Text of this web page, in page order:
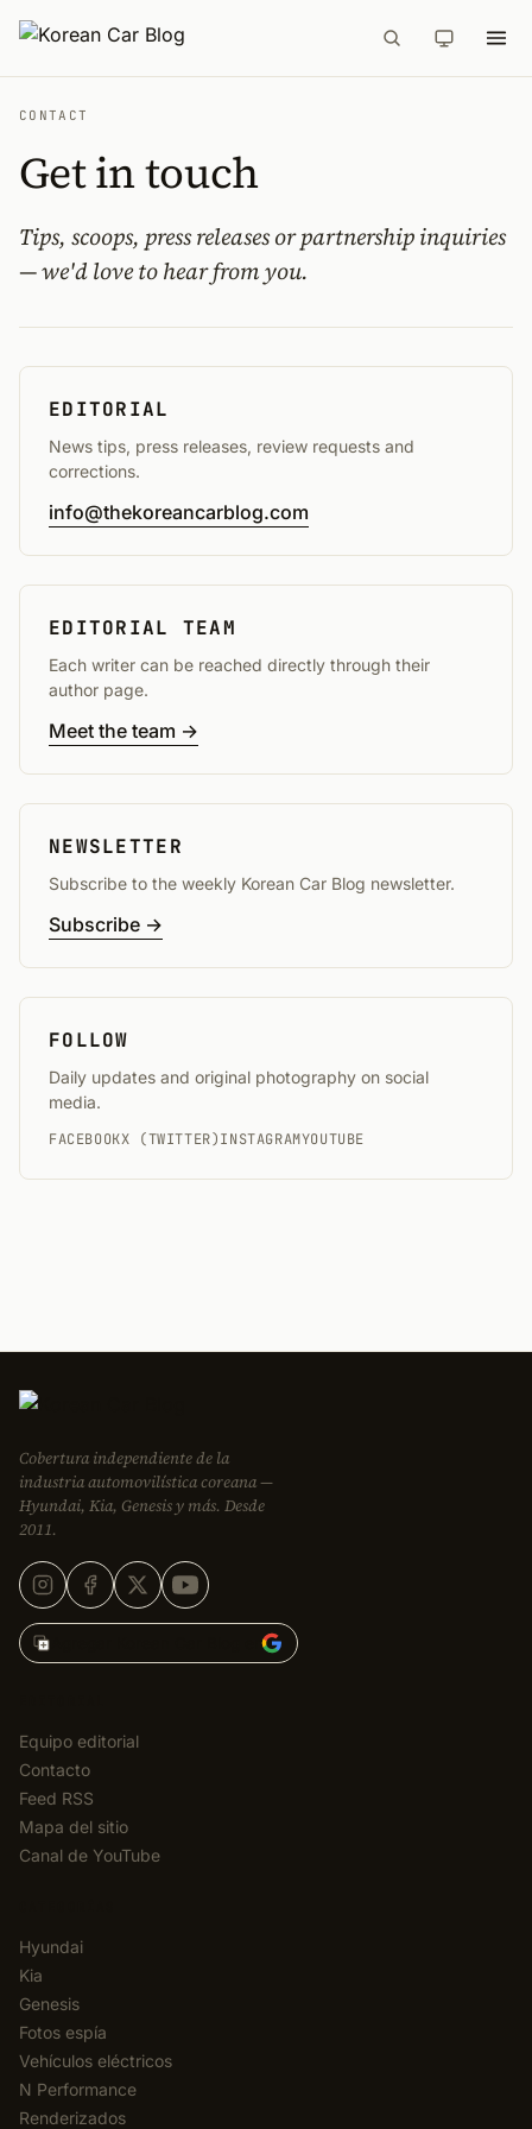
CONTACT
Get in touch
Tips, scoops, press releases or partnership inquiries
— we'd love to hear from you.
EDITORIAL
News tips, press releases, review requests and
corrections.
info@thekoreancarblog.com
EDITORIAL TEAM
Each writer can be reached directly through their
author page.
Meet the team →
NEWSLETTER
Subscribe to the weekly Korean Car Blog newsletter.
Subscribe →
FOLLOW
Daily updates and original photography on social
media.
FACEBOOKX (TWITTER)INSTAGRAMYOUTUBE
Cobertura independiente de la
industria automovilística coreana —
Hyundai, Kia, Genesis y más. Desde
2011.
Agregar Korean Car Blog en
Equipo editorial
Contacto
Feed RSS
Mapa del sitio
Canal de YouTube
Hyundai
Kia
Genesis
Fotos espía
Vehículos eléctricos
N Performance
Renderizados